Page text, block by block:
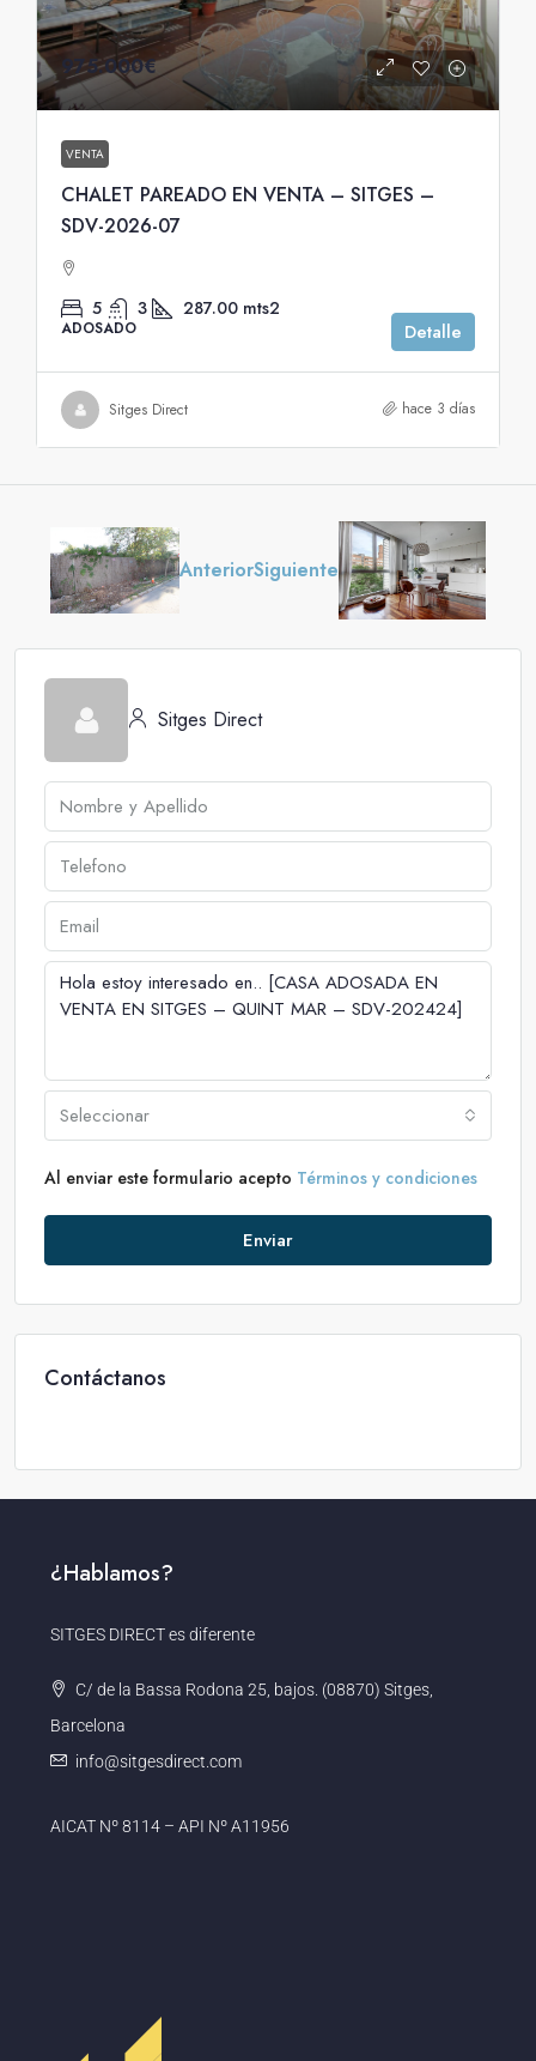
975.000€
VENTA
CHALET PAREADO EN VENTA – SITGES –
SDV-2026-07
5 3 287.00 mts2
ADOSADO Detalle
Sitges Direct hace 3 días
AnteriorSiguiente
Sitges Direct
Seleccionar
Al enviar este formulario acepto Términos y condiciones
Enviar
Contáctanos
¿Hablamos?
SITGES DIRECT es diferente
C/ de la Bassa Rodona 25, bajos. (08870) Sitges,
Barcelona
info@sitgesdirect.com
AICAT Nº 8114 – API Nº A11956